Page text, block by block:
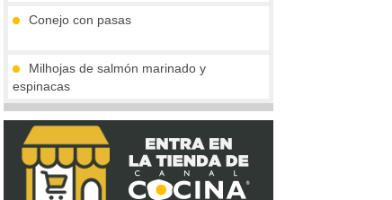
Conejo con pasas
Milhojas de salmón marinado y
espinacas
Rollitos de solomillo de pavo al moscatel